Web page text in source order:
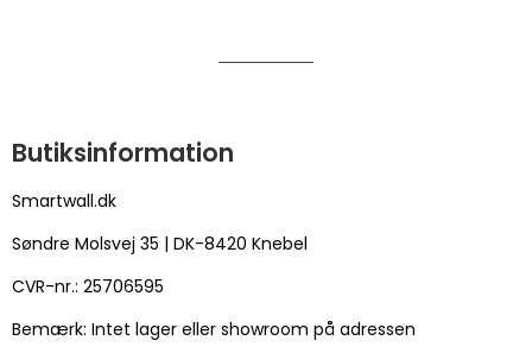
Butiksinformation
Smartwall.dk
Søndre Molsvej 35 | DK-8420 Knebel
CVR-nr.: 25706595
Bemærk: Intet lager eller showroom på adressen